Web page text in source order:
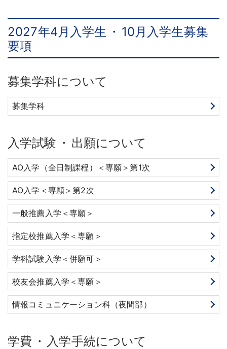
2027年4月入学生 ・ 10月入学生募集
要項
募集学科について
募集学科
入学試験 ・ 出願について
AO入学（全日制課程）＜専願＞第1次
AO入学＜専願＞第2次
一般推薦入学＜専願＞
指定校推薦入学＜専願＞
学科試験入学＜併願可＞
校友会推薦入学＜専願＞
情報コミュニケーション科（夜間部）
学費 ・ 入学手続について